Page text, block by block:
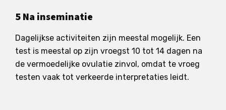
5 Na inseminatie
Dagelijkse activiteiten zijn meestal mogelijk. Een
test is meestal op zijn vroegst 10 tot 14 dagen na
de vermoedelijke ovulatie zinvol, omdat te vroeg
testen vaak tot verkeerde interpretaties leidt.